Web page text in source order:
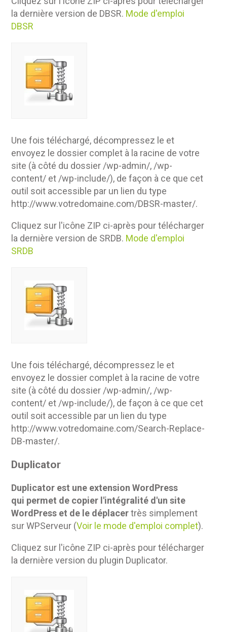
la dernière version de DBSR. Mode d'emploi
DBSR
Une fois téléchargé, décompressez le et
envoyez le dossier complet à la racine de votre
site (à côté du dossier /wp-admin/, /wp-
content/ et /wp-include/), de façon à ce que cet
outil soit accessible par un lien du type
http://www.votredomaine.com/DBSR-master/.
Cliquez sur l'icône ZIP ci-après pour télécharger
la dernière version de SRDB. Mode d'emploi
SRDB
Une fois téléchargé, décompressez le et
envoyez le dossier complet à la racine de votre
site (à côté du dossier /wp-admin/, /wp-
content/ et /wp-include/), de façon à ce que cet
outil soit accessible par un lien du type
http://www.votredomaine.com/Search-Replace-
DB-master/.
Duplicator
Duplicator est une extension WordPress
qui permet de copier l'intégralité d'un site
WordPress et de le déplacertrès simplement
sur WPServeur (Voir le mode d'emploi complet).
Cliquez sur l'icône ZIP ci-après pour télécharger
la dernière version du plugin Duplicator.